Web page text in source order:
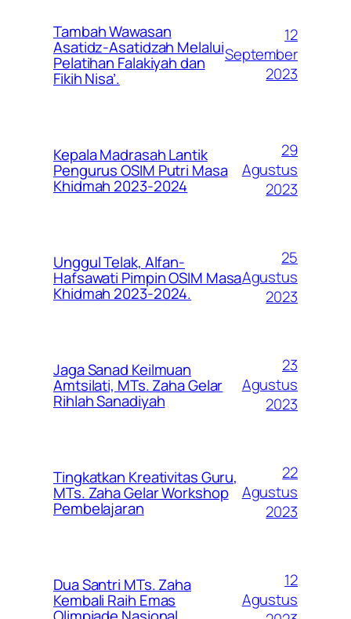
Tambah Wawasan
Asatidz-Asatidzah Melalui
Pelatihan Falakiyah dan
Fikih Nisa’.
12
September
2023
Kepala Madrasah Lantik
Pengurus OSIM Putri Masa
Khidmah 2023-2024
29
Agustus
2023
Unggul Telak, Alfan-
Hafsawati Pimpin OSIM Masa
Khidmah 2023-2024.
25
Agustus
2023
Jaga Sanad Keilmuan
Amtsilati, MTs. Zaha Gelar
Rihlah Sanadiyah
23
Agustus
2023
Tingkatkan Kreativitas Guru,
MTs. Zaha Gelar Workshop
Pembelajaran
22
Agustus
2023
Dua Santri MTs. Zaha
Kembali Raih Emas
12
Agustus